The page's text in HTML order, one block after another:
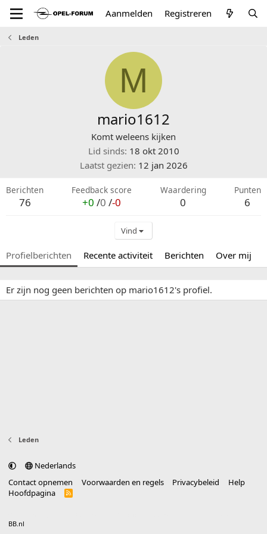
Aanmelden Registreren
Leden
M
mario1612
Komt weleens kijken
Lid sinds 18 okt 2010
Laatst gezien 12 jan 2026
Berichten
76
Feedback score
+0 /0 /-0
Waardering
0
Punten
6
Vind
Profielberichten Recente activiteit Berichten Over mij
Er zijn nog geen berichten op mario1612's profiel.
Leden
Nederlands
Contact opnemen
Voorwaarden en regels Privacybeleid
Help
Hoofdpagina
R
BB.nl